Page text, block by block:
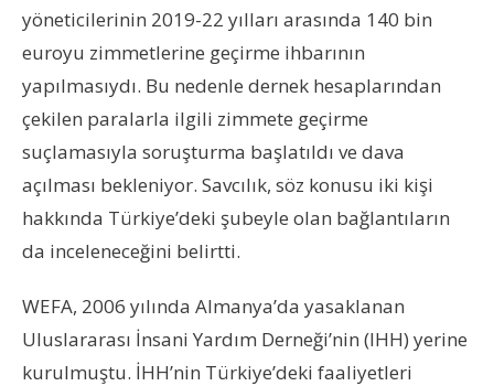
yöneticilerinin 2019-22 yılları arasında 140 bin
euroyu zimmetlerine geçirme ihbarının
yapılmasıydı. Bu nedenle dernek hesaplarından
çekilen paralarla ilgili zimmete geçirme
suçlamasıyla soruşturma başlatıldı ve dava
açılması bekleniyor. Savcılık, söz konusu iki kişi
hakkında Türkiye’deki şubeyle olan bağlantıların
da inceleneceğini belirtti.
WEFA, 2006 yılında Almanya’da yasaklanan
Uluslararası İnsani Yardım Derneği’nin (IHH) yerine
kurulmuştu. İHH’nin Türkiye’deki faaliyetleri